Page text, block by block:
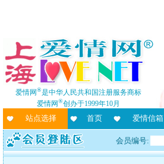
爱情网®是中华人民共和国注册服务商标
爱情网®创办于1999年10月
站点选择 首页 爱情信箱
会员编号: